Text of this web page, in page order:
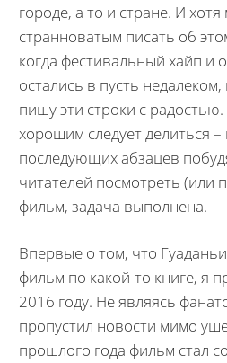
городе, а то и стране. И хотя
странноватым писать об
когда фестивальный хайп и
остались в пусть
пишу эти строки с
хорошим следует делиться –
последующих абзацев
читателей посмотреть (или
фильм, задача выполнена.
Впервые о том, что
фильм по какой-то книге, я
2016 году. Не являясь
пропустил новости мимо
прошлого года фильм стал